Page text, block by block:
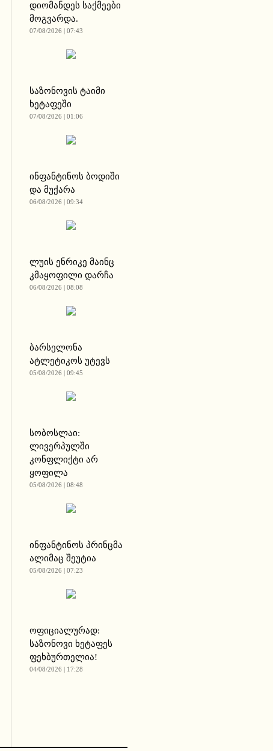
დიომანდეს საქმეები
მოგვარდა.
07/08/2026 | 07:43
საზონოვის ტაიმი
ხეტაფეში
07/08/2026 | 01:06
ინფანტინოს ბოდიში
და მუქარა
06/08/2026 | 09:34
ლუის ენრიკე მაინც
კმაყოფილი დარჩა
06/08/2026 | 08:08
ბარსელონა
ატლეტიკოს უტევს
05/08/2026 | 09:45
სობოსლაი:
ლივერპულში
კონფლიქტი არ
ყოფილა
05/08/2026 | 08:48
ინფანტინოს პრინცმა
ალიმაც შეუტია
05/08/2026 | 07:23
ოფიციალურად:
საზონოვი ხეტაფეს
ფეხბურთელია!
04/08/2026 | 17:28